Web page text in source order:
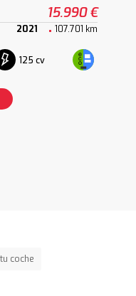
15.990 €
2021 107.701 km
125 cv
coche